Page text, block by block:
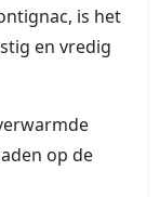
is het
en vredig
op de